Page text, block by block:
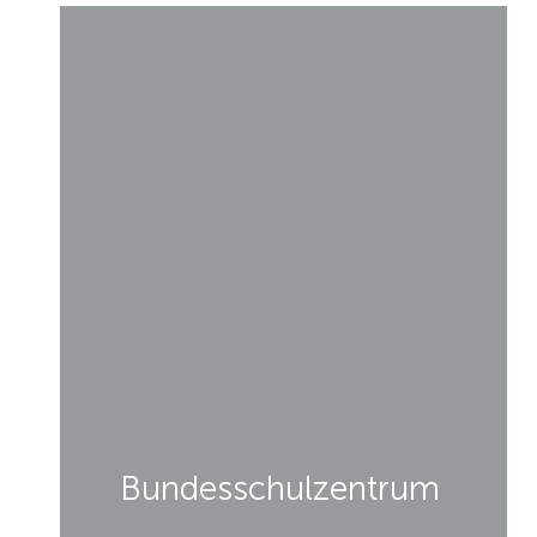
Bundesschulzentrum